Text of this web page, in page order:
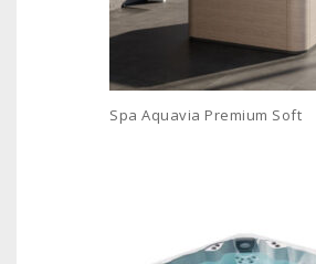
Spa Aquavia Premium Soft